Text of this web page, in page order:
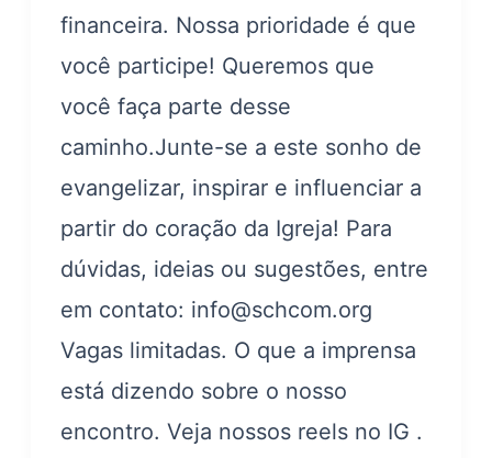
financeira. Nossa prioridade é que
você participe! Queremos que
você faça parte desse
caminho.Junte-se a este sonho de
evangelizar, inspirar e influenciar a
partir do coração da Igreja! Para
dúvidas, ideias ou sugestões, entre
em contato: info@schcom.org
Vagas limitadas. O que a imprensa
está dizendo sobre o nosso
encontro. Veja nossos reels no IG .